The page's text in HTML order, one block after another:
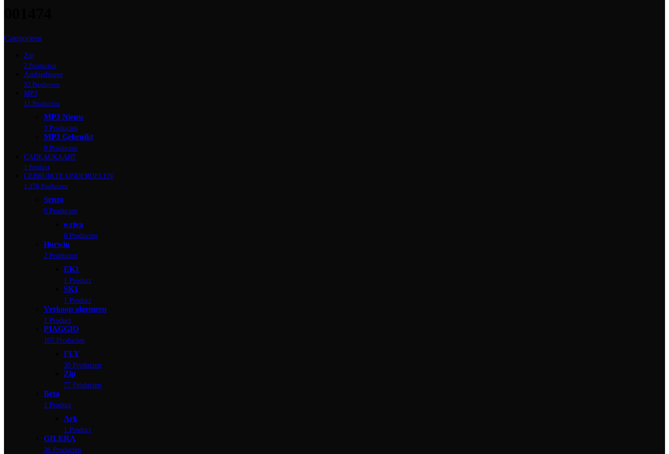
Categorieen
Zip
2 Producten
Aanbiedingen
32 Producten
MP3
11 Producten
MP3 Nieuw
3 Producten
MP3 Gebruikt
8 Producten
CADEAUKAART
1 Product
GEBRUIKTE ONDERDELEN
1.376 Producten
Senzo
0 Producten
e-riva
0 Producten
Horwin
2 Producten
EK1
1 Product
SK1
1 Product
Verkoop algemeen
1 Product
PIAGGIO
107 Producten
FLY
30 Producten
Zip
77 Producten
Beta
1 Product
Ark
1 Product
GILERA
36 Producten